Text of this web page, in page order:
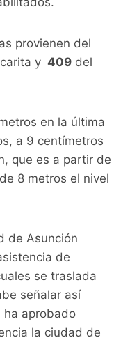
provienen del
y 409 del
en la última
a 9 centímetros
que es a partir de
8 metros el nivel
de Asunción
de
se traslada
señalar así
ha aprobado
la ciudad de